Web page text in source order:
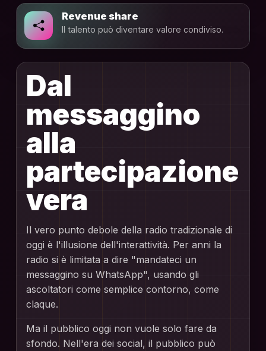
Revenue share
Il talento può diventare valore condiviso.
Dal
messaggino
alla
partecipazione
vera
Il vero punto debole della radio tradizionale di
oggi è l'illusione dell'interattività. Per anni la
radio si è limitata a dire "mandateci un
messaggino su WhatsApp", usando gli
ascoltatori come semplice contorno, come
claque.
Ma il pubblico oggi non vuole solo fare da
sfondo. Nell'era dei social, il pubblico può